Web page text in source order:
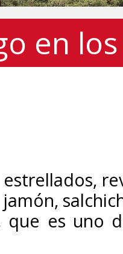
en
estrellados,
que es uno